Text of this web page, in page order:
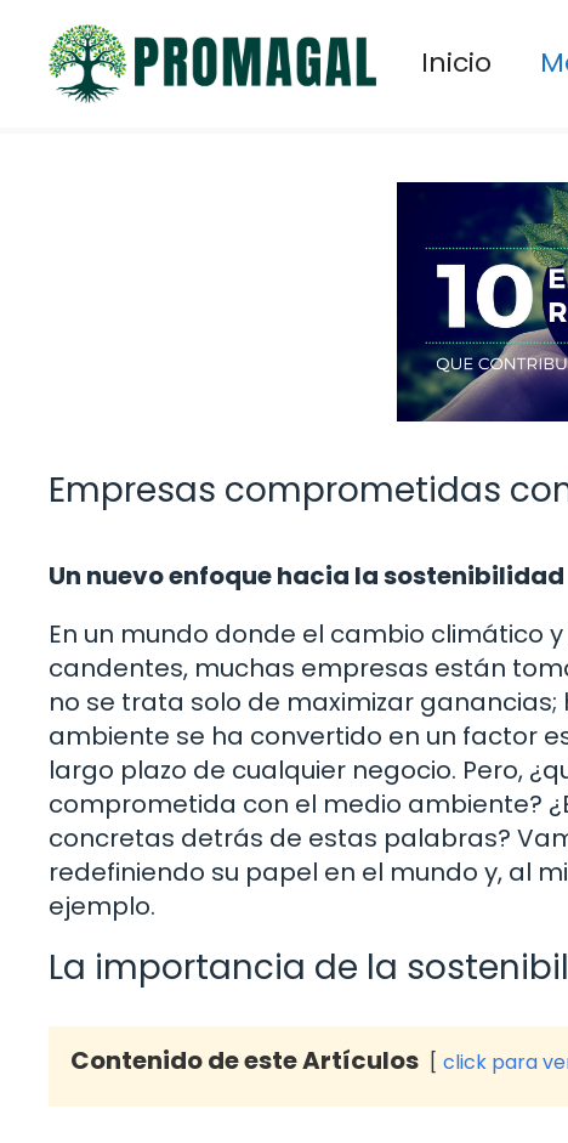
contenido
Inicio
Empresas comprometidas
Un nuevo enfoque hacia la sostenibilidad
En un mundo donde el cambio climático
candentes, muchas empresas están
no se trata solo de maximizar
ambiente se ha convertido en un factor
largo plazo de cualquier negocio. Pero,
comprometida con el medio ambiente?
concretas detrás de estas palabras?
redefiniendo su papel en el mundo y, al
ejemplo.
La importancia de la
Contenido de este Artículos click para